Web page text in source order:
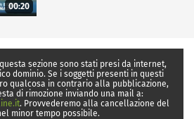
00:20
sezione sono stati presi da internet,
dominio. Se i soggetti presenti in questi
qualcosa in contrario alla pubblicazione,
di rimozione inviando una mail a:
. Provvederemo alla cancellazione del
minor tempo possibile.